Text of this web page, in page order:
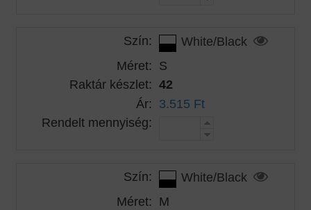
Szín:
White/Black
Méret: S
Raktár készlet: 42
Ár: 3.515 Ft
Rendelt mennyiség:
Szín:
White/Black
Méret: M